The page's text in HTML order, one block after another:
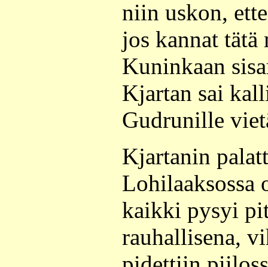
niin uskon,
jos kannat tätä
Kuninkaan
Kjartan sai
Gudrunille
Kjartanin
Lohilaaksossa
kaikki pysyi
rauhallisena,